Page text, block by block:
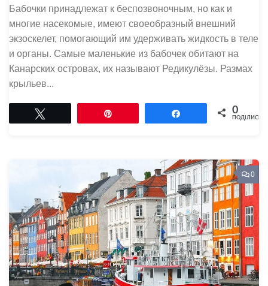
Бабочки принадлежат к беспозвоночным, но как и
многие насекомые, имеют своеобразный внешний
экзоскелет, помогающий им удерживать жидкость в теле
и органы. Самые маленькие из бабочек обитают на
Канарских островах, их называют Редикулёзы. Размах
крыльев...
Поділитися0
ПОДІЛИСЬ
0